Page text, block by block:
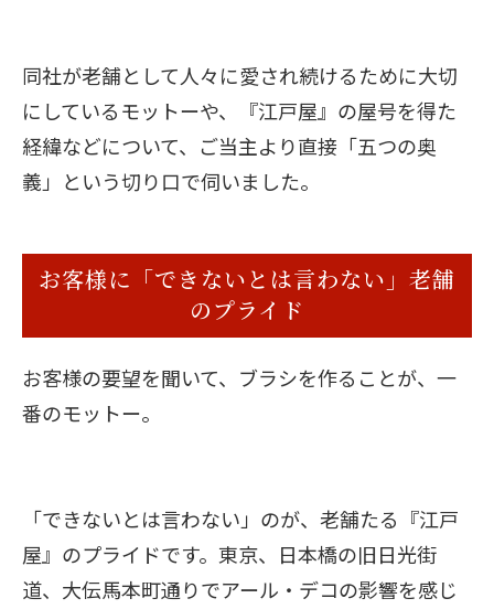
同社が老舗として人々に愛され続けるために大切
にしているモットーや、『江戸屋』の屋号を得た
経緯などについて、ご当主より直接「五つの奥
義」という切り口で伺いました。
お客様に「できないとは言わない」老舗
のプライド
お客様の要望を聞いて、ブラシを作ることが、一
番のモットー。
「できないとは言わない」のが、老舗たる『江戸
屋』のプライドです。東京、日本橋の旧日光街
道、大伝馬本町通りでアール・デコの影響を感じ